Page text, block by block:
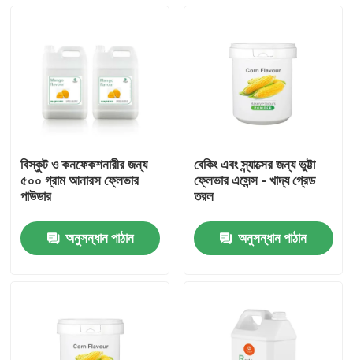
বিস্কুট ও কনফেকশনারীর জন্য
৫০০ গ্রাম আনারস ফ্লেভার
পাউডার
অনুসন্ধান পাঠান
বেকিং এবং স্ন্যাক্সের জন্য ভুট্টা
ফ্লেভার এসেন্স - খাদ্য গ্রেড
তরল
অনুসন্ধান পাঠান